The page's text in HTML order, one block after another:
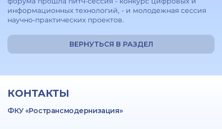
информационных технологий, - и молодежная сессия
научно-практических проектов.
ВЕРНУТЬСЯ В РАЗДЕЛ
КОНТАКТЫ
ФКУ «Ространсмодернизация»